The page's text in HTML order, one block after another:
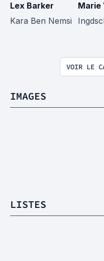
Lex Barker
Kara Ben Nemsi
Marie
VOIR LE
IMAGES
LISTES